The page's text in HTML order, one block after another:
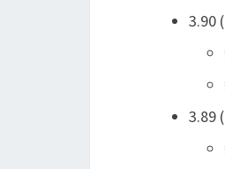
3.90
3.89